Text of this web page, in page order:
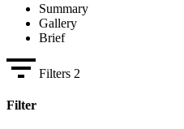
Summary
Gallery
Brief
Filters 2
Filter